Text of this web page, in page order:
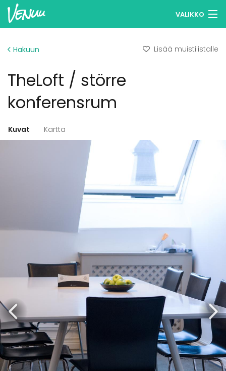
VALIKKO
Kirjaudu
Suomi
Hakuun Lisää muistilistalle
TheLoft / större
konferensrum
Kuvat Kartta